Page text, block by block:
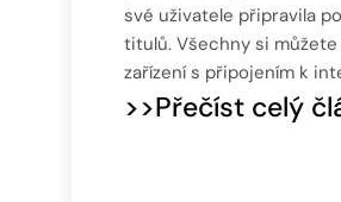
své uživatele připravila
titulů. Všechny si můžete
zařízení s připojením k
>>Přečíst celý